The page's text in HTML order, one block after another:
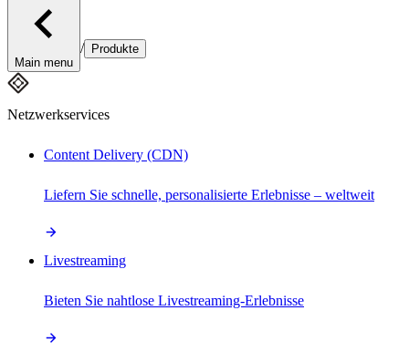
Main menu
/ Produkte
Netzwerkservices
Content Delivery (CDN)
Liefern Sie schnelle, personalisierte Erlebnisse – weltweit
Livestreaming
Bieten Sie nahtlose Livestreaming-Erlebnisse